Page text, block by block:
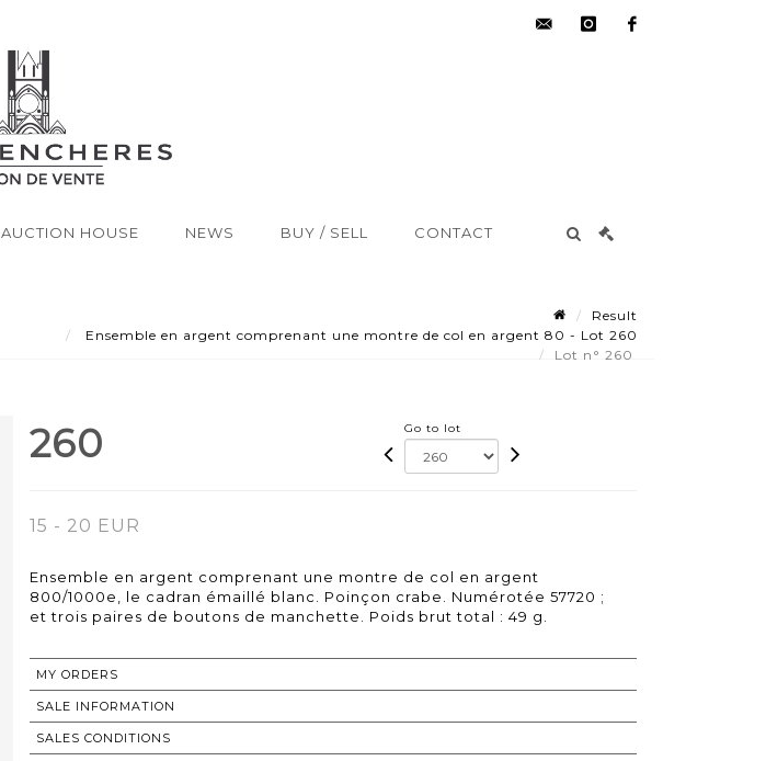
AUCTION HOUSE NEWS BUY / SELL CONTACT
Result
Ensemble en argent comprenant une montre de col en argent 80 - Lot 260
Lot n° 260
260 Go to lot
15 - 20 EUR
Ensemble en argent comprenant une montre de col en argent
800/1000e, le cadran émaillé blanc. Poinçon crabe. Numérotée 57720 ;
et trois paires de boutons de manchette. Poids brut total : 49 g.
MY ORDERS
SALE INFORMATION
SALES CONDITIONS